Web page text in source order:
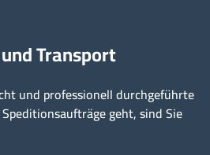
Transport
und professionell durchgeführte
geht, sind Sie